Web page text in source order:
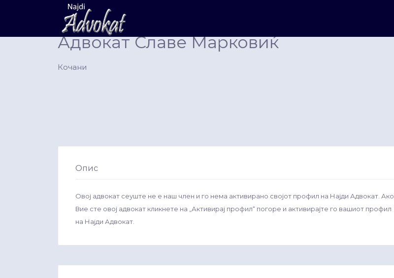
Search
for:
Адвокат Славе Марковиќ
Кочани
Опис
Овој адвокат сеуште не е наш член и го нема активирано својот профил на Најди Адвокат. Ако
Вие сте овој адвокат кликнете на „Активирај профил“ погоре и активирајте го вашиот профил
на Најди Адвокат.